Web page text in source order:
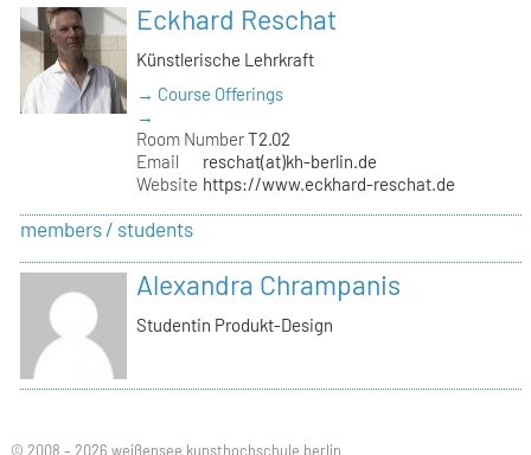
Eckhard Reschat
Künstlerische Lehrkraft
→ Course Offerings
→
Room NumberT2.02
Email
reschat(at)kh-berlin.de
Website https://www.eckhard-reschat.de
members / students
Alexandra Chrampanis
Studentin Produkt-Design
© 2008 – 2026 weißensee kunsthochschule berlin